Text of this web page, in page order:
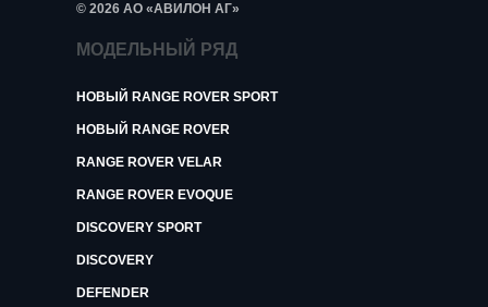
© 2026 АО «АВИЛОН АГ»
МОДЕЛЬНЫЙ РЯД
НОВЫЙ RANGE ROVER SPORT
НОВЫЙ RANGE ROVER
RANGE ROVER VELAR
RANGE ROVER EVOQUE
DISCOVERY SPORT
DISCOVERY
DEFENDER